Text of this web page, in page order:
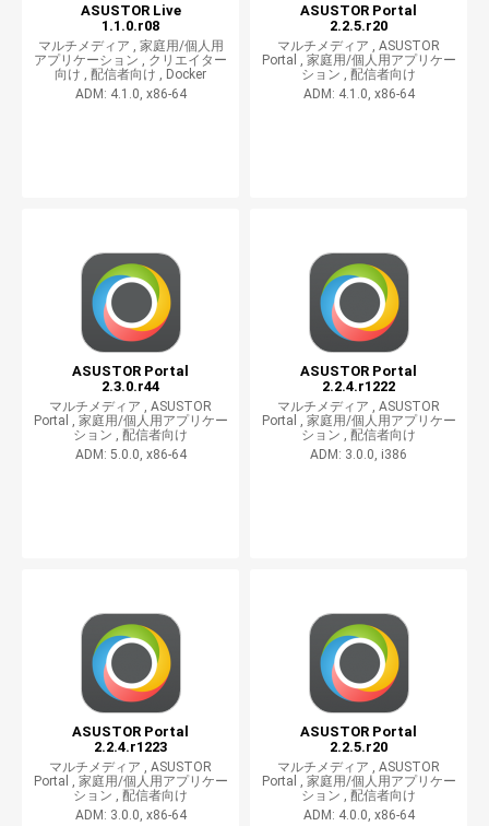
ASUSTOR Live
1.1.0.r08
マルチメディア , 家庭用/個人用
アプリケーション , クリエイター
向け , 配信者向け , Docker
ADM: 4.1.0, x86-64
ASUSTOR Portal
2.2.5.r20
マルチメディア , ASUSTOR
Portal , 家庭用/個人用アプリケー
ション , 配信者向け
ADM: 4.1.0, x86-64
ASUSTOR Portal
2.3.0.r44
マルチメディア , ASUSTOR
Portal , 家庭用/個人用アプリケー
ション , 配信者向け
ADM: 5.0.0, x86-64
ASUSTOR Portal
2.2.4.r1222
マルチメディア , ASUSTOR
Portal , 家庭用/個人用アプリケー
ション , 配信者向け
ADM: 3.0.0, i386
ASUSTOR Portal
2.2.4.r1223
マルチメディア , ASUSTOR
Portal , 家庭用/個人用アプリケー
ション , 配信者向け
ADM: 3.0.0, x86-64
ASUSTOR Portal
2.2.5.r20
マルチメディア , ASUSTOR
Portal , 家庭用/個人用アプリケー
ション , 配信者向け
ADM: 4.0.0, x86-64